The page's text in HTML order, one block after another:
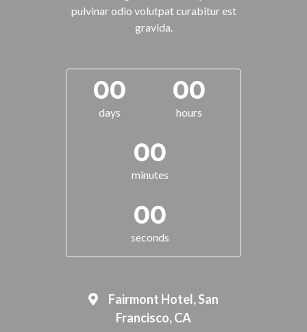
pulvinar odio volutpat curabitur est
gravida.
00
days
00
hours
00
minutes
00
seconds
Fairmont Hotel, San
Francisco, CA